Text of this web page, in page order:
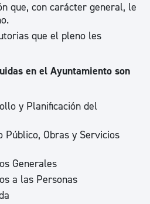
que, con carácter general, le
que el pleno les
en el Ayuntamiento son
y Planificación del
Público, Obras y Servicios
Generales
a las Personas